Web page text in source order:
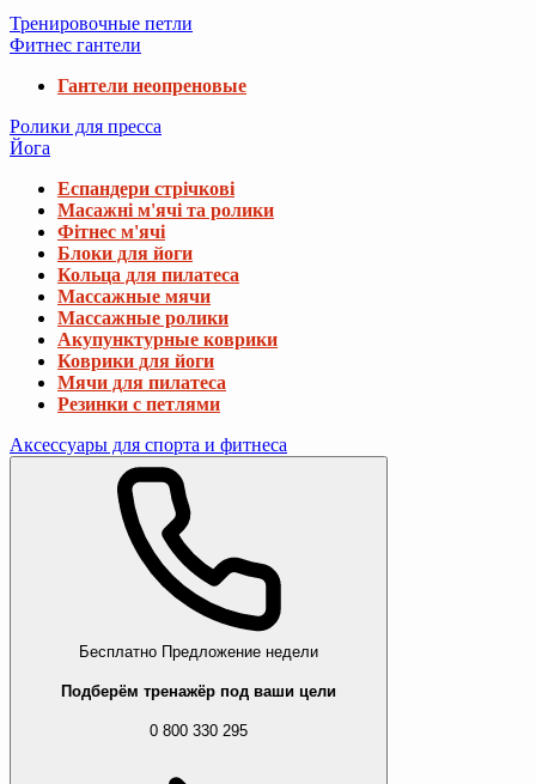
Тренировочные петли
Фитнес гантели
Гантели неопреновые
Ролики для пресса
Йога
Еспандери стрічкові
Масажні м'ячі та ролики
Фітнес м'ячі
Блоки для йоги
Кольца для пилатеса
Массажные мячи
Массажные ролики
Акупунктурные коврики
Коврики для йоги
Мячи для пилатеса
Резинки с петлями
Аксессуары для спорта и фитнеса
Бесплатно Предложение недели
Подберём тренажёр под ваши цели
0 800 330 295